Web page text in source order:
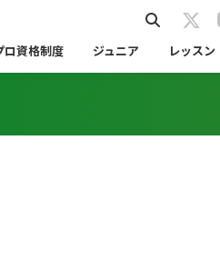
ロ資格制度 ジュニア レッスン